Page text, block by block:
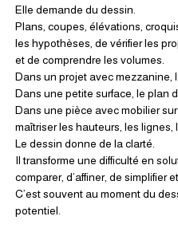
Elle demande du dessin.
Plans, coupes, élévations,
les hypothèses, de vérifier les
et de comprendre les volumes.
Dans un projet avec mezzanine,
Dans une petite surface, le plan
Dans une pièce avec mobilier
maîtriser les hauteurs, les lignes,
Le dessin donne de la clarté.
Il transforme une difficulté en
comparer, d’affiner, de simplifier
C’est souvent au moment du
potentiel.